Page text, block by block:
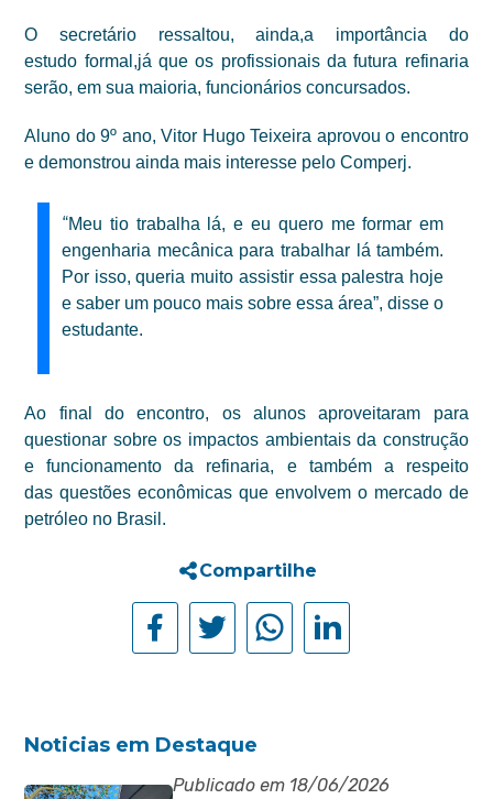
O secretário ressaltou, ainda,a importância do
estudo formal,já que os profissionais da futura refinaria
serão, em sua maioria, funcionários concursados.
Aluno do 9º ano, Vitor Hugo Teixeira aprovou o encontro
e demonstrou ainda mais interesse pelo Comperj.
“Meu tio trabalha lá, e eu quero me formar em
engenharia mecânica para trabalhar lá também.
Por isso, queria muito assistir essa palestra hoje
e saber um pouco mais sobre essa área”, disse o
estudante.
Ao final do encontro, os alunos aproveitaram para
questionar sobre os impactos ambientais da construção
e funcionamento da refinaria, e
também a respeito
das questões econômicas que envolvem o mercado de
petróleo no Brasil.
Compartilhe
Noticias em Destaque
Publicado em 18/06/2026